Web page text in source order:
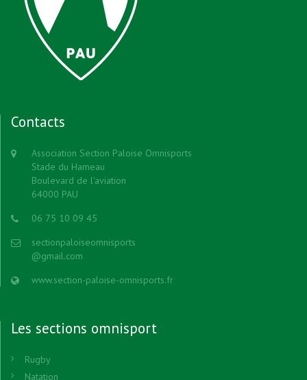
Contacts
Association Section Paloise Omnisports
Stade du Hameau
Boulevard de l'aviation
64000 PAU
06 75 10 09 45
sectionpaloiseomnisports
@gmail.com
www.section-paloise-omnisports.fr
Les sections omnisport
Rugby
Natation